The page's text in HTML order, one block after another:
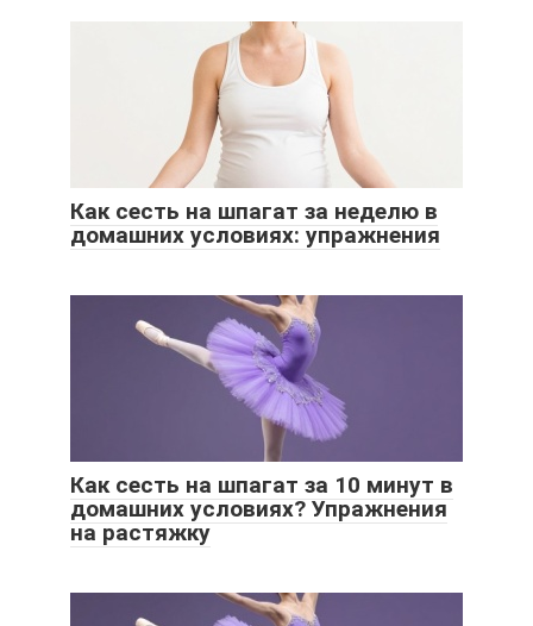
Как сесть на шпагат за неделю в
домашних условиях: упражнения
Как сесть на шпагат за 10 минут в
домашних условиях? Упражнения
на растяжку